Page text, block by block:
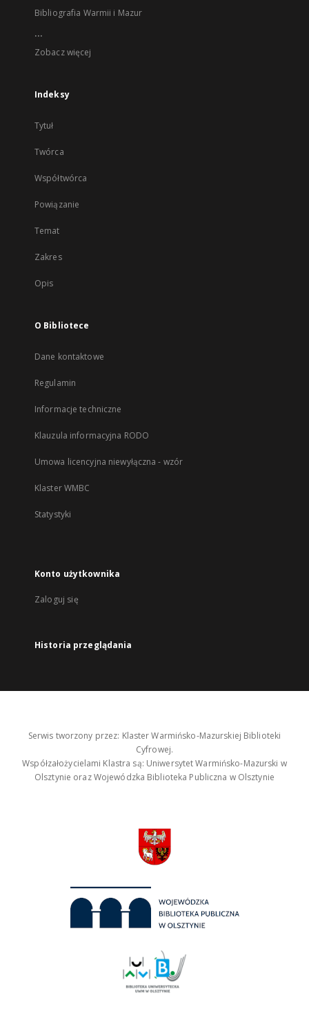
Bibliografia Warmii i Mazur
...
Zobacz więcej
Indeksy
Tytuł
Twórca
Współtwórca
Powiązanie
Temat
Zakres
Opis
O Bibliotece
Dane kontaktowe
Regulamin
Informacje techniczne
Klauzula informacyjna RODO
Umowa licencyjna niewyłączna - wzór
Klaster WMBC
Statystyki
Konto użytkownika
Zaloguj się
Historia przeglądania
Serwis tworzony przez: Klaster Warmińsko-Mazurskiej Biblioteki
Cyfrowej.
Współzałożycielami Klastra są: Uniwersytet Warmińsko-Mazurski w
Olsztynie oraz Wojewódzka Biblioteka Publiczna w Olsztynie